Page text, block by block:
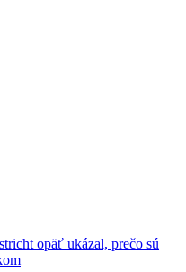
opäť ukázal, prečo sú